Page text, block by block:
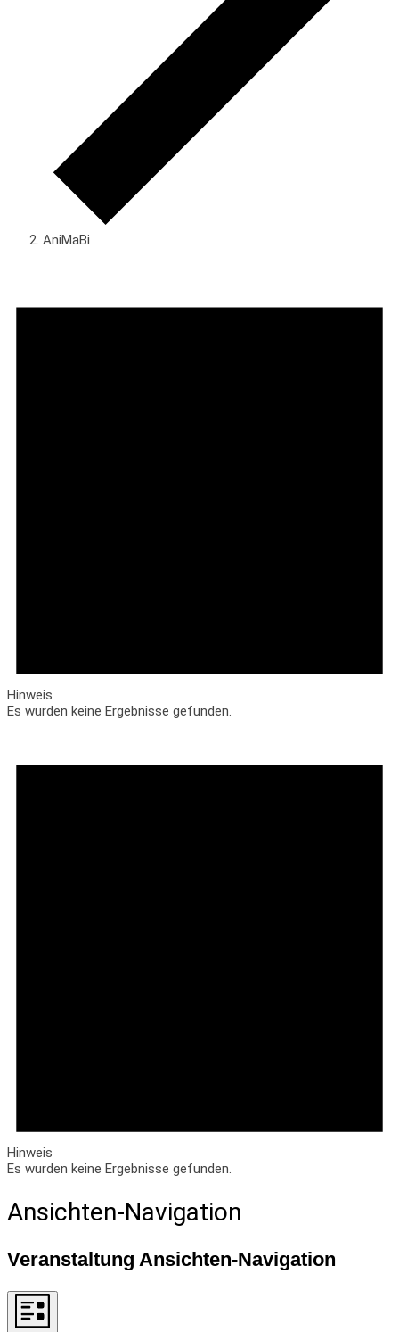
AniMaBi
Hinweis
Es wurden keine Ergebnisse gefunden.
Hinweis
Es wurden keine Ergebnisse gefunden.
Ansichten-Navigation
Veranstaltung Ansichten-Navigation